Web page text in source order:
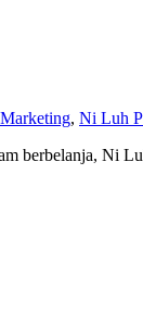
, Ni Luh
berbelanja, Ni